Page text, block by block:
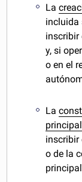
La
incluida
inscribir
y, si
o en el
La
inscribir
o de la